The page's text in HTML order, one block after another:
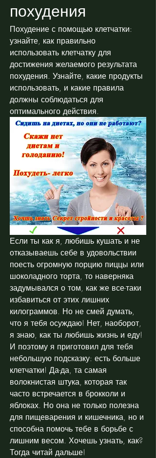
похудения
Похудение с помощью клетчатки:
узнайте, как правильно
использовать клетчатку для
достижения желаемого результата
похудения. Узнайте, какие продукты
использовать, и какие правила
должны соблюдаться для
оптимального действия.
Если ты как я, любишь кушать и не
отказываешь себе в удовольствии
поесть огромную порцию пиццы или
шоколадного торта, то наверняка
задумывался о том, как же все-таки
избавиться от этих лишних
килограммов. Но не смей думать,
что я тебя осуждаю! Нет, наоборот,
я знаю, как ты любишь жизнь и еду!
И поэтому я приготовил для тебя
небольшую подсказку: есть больше
клетчатки! Да-да, та самая
волокнистая штука, которая так
часто встречается в брокколи и
яблоках. Но она не только полезна
для пищеварения и кишечника, но и
способна помочь тебе в борьбе с
лишним весом. Хочешь узнать, как?
Тогда читай дальше!